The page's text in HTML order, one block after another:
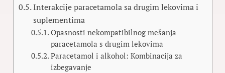
Interakcije paracetamola sa drugim lekovima i
suplementima
Opasnosti nekompatibilnog mešanja
paracetamola s drugim lekovima
Paracetamol i alkohol: Kombinacija za
izbegavanje